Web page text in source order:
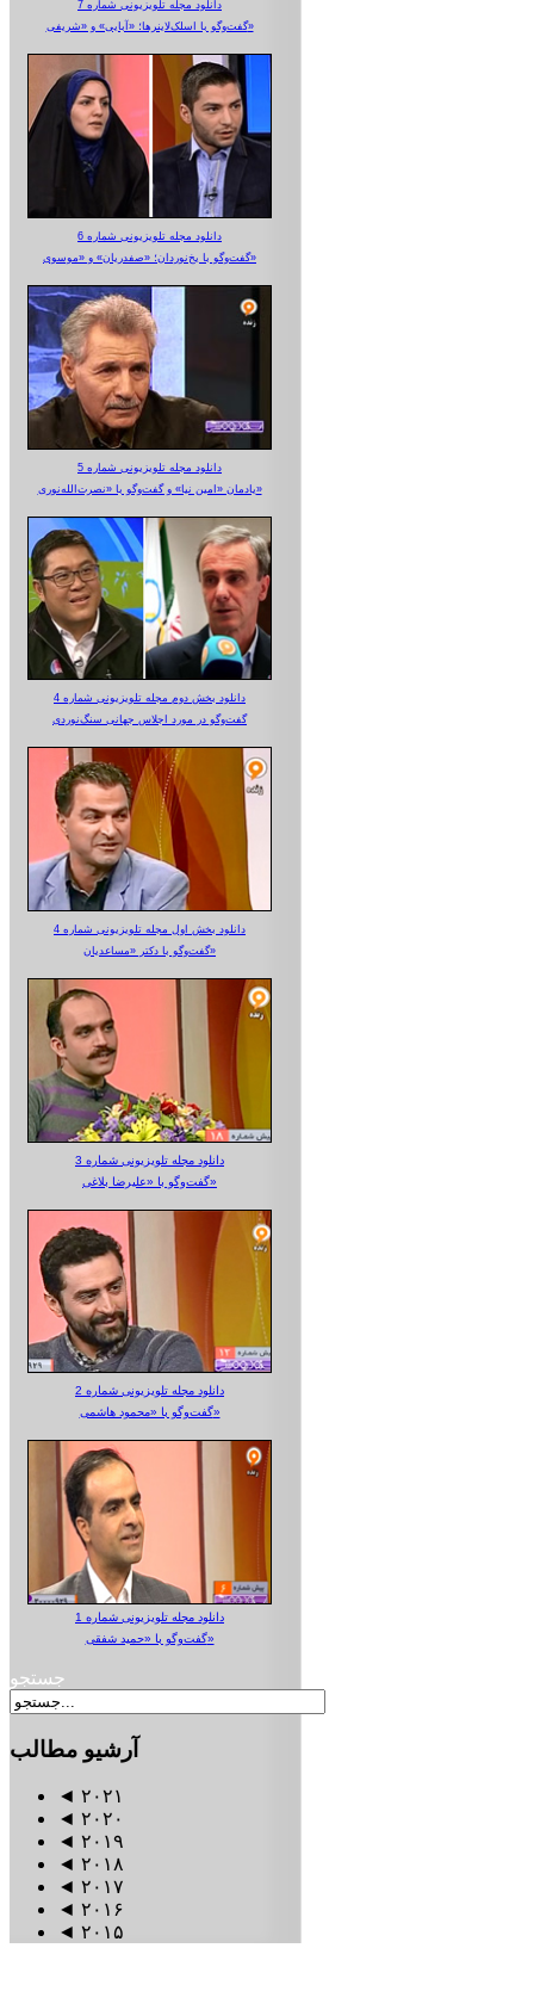
دانلود مجله تلویزیونی شماره 7
گفت‌وگو با اسلک‌لاینرها؛ «آبایی» و «شریفی»
دانلود مجله تلویزیونی شماره 6
گفت‌وگو با یخ‌نوردان؛ «صفدریان» و «موسوی»
دانلود مجله تلویزیونی شماره 5
یادمان «امین نیا» و گفت‌وگو با «نصرت‌الله‌نوری»
دانلود بخش دوم مجله تلویزیونی شماره 4
گفت‌وگو در مورد اجلاس جهانی سنگ‌نوردی
دانلود بخش اول مجله تلویزیونی شماره 4
گفت‌وگو با دکتر «مساعدیان»
دانلود مجله تلویزیونی شماره 3
گفت‌وگو با «علیرضا بلاغی»
دانلود مجله تلویزیونی شماره 2
گفت‌وگو با «محمود هاشمی»
دانلود مجله تلویزیونی شماره 1
گفت‌وگو با «حمید شفقی»
جستجو
آرشیو مطالب
◄ ۲۰۲۱
◄ ۲۰۲۰
◄ ۲۰۱۹
◄ ۲۰۱۸
◄ ۲۰۱۷
◄ ۲۰۱۶
◄ ۲۰۱۵